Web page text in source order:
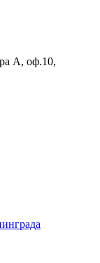
А, оф.10,